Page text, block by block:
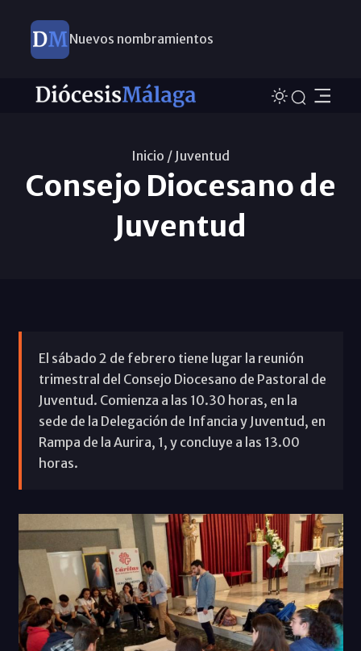
Nuevos nombramientos
Inicio / Juventud
Consejo Diocesano de
Juventud
El sábado 2 de febrero tiene lugar la reunión
trimestral del Consejo Diocesano de Pastoral de
Juventud. Comienza a las 10.30 horas, en la
sede de la Delegación de Infancia y Juventud, en
Rampa de la Aurira, 1, y concluye a las 13.00
horas.